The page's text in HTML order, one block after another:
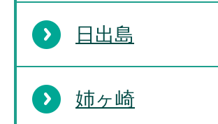
日出島
姉ヶ崎